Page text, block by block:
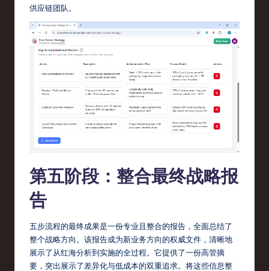
供应链团队。
第五阶段：整合最终战略报
告
五步流程的最终成果是一份专业且整合的报告，全面总结了
整个战略方向。该报告成为新业务方向的权威文件，清晰地
展示了从红海分析到实施的全过程。它提供了一份高管摘
要，突出展示了差异化与低成本的双重追求。将这些信息整